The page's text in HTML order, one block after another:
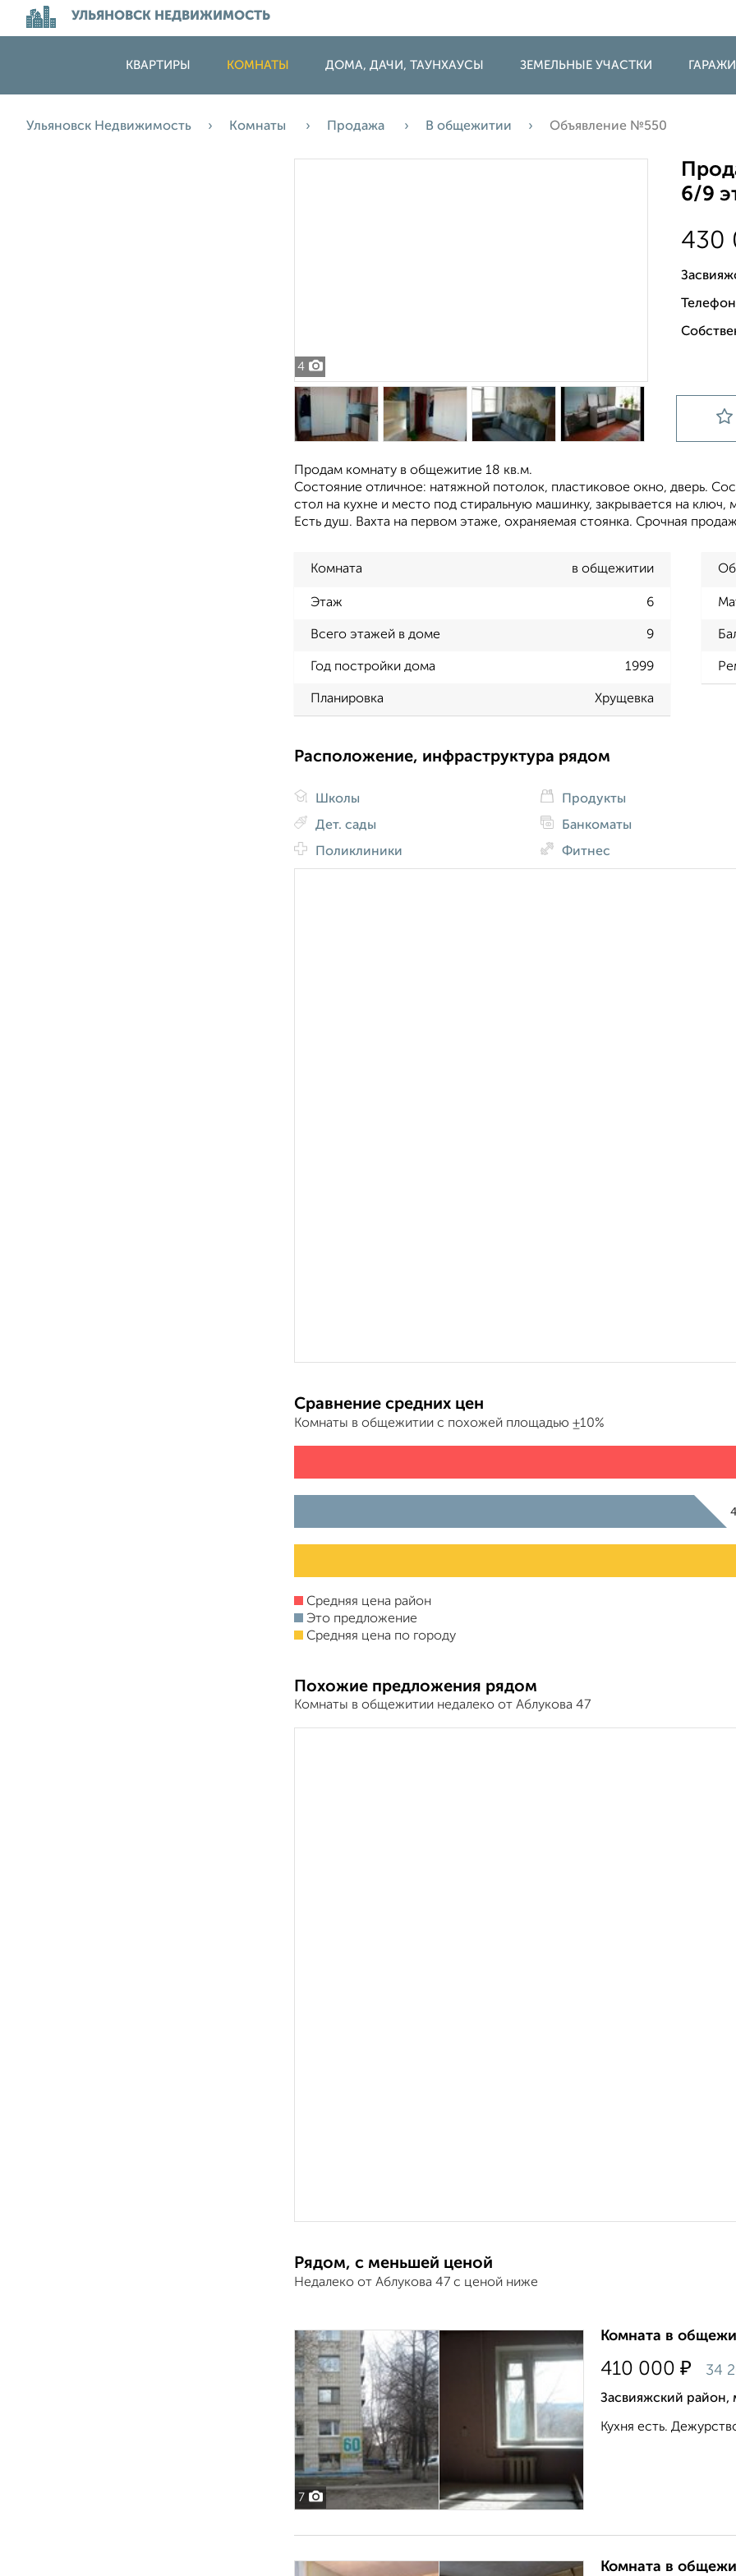
УЛЬЯНОВСК НЕДВИЖИМОСТЬ
КВАРТИРЫ КОМНАТЫ ДОМА, ДАЧИ, ТАУНХАУСЫ ЗЕМЕЛЬНЫЕ УЧАСТКИ
Ульяновск Недвижимость Комнаты Продажа В общежитии Объявление №550
4
6/9
430
Продам комнату в общежитие 18 кв.м.
Состояние отличное: натяжной потолок, пластиковое окно, дверь.
стол на кухне и место под стиральную машинку, закрывается на
Есть душ. Вахта на первом этаже, охраняемая стоянка. Срочная
Комната в общежитии
Этаж 6
Всего этажей в доме 9
Год постройки дома 1999
Планировка Хрущевка
Расположение, инфраструктура рядом
Школы
Дет. сады
Поликлиники
Продукты
Банкоматы
Фитнес
Сравнение средних цен
Комнаты в общежитии с похожей площадью ±10%
Средняя цена район
Это предложение
Средняя цена по городу
Похожие предложения рядом
Комнаты в общежитии недалеко от Аблукова 47
Рядом, с меньшей ценой
Недалеко от Аблукова 47 с ценой ниже
7
Комната в
410 000 ₽ 34
Засвияжский район,
Кухня есть.
Комната в